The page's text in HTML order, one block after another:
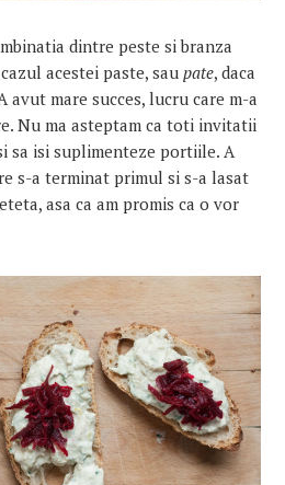
dintre peste si branza
acestei paste, sau pate, daca
avut mare succes, lucru care m-a
Nu ma asteptam ca toti invitatii
sa isi suplimenteze portiile. A
s-a terminat primul si s-a lasat
asa ca am promis ca o vor